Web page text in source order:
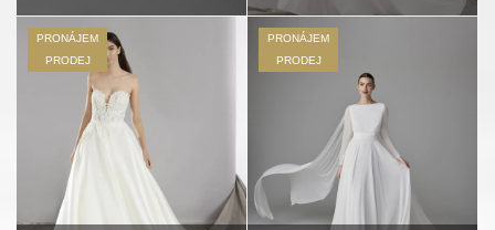
PRONÁJEM
PRODEJ
PRONÁJEM
PRODEJ